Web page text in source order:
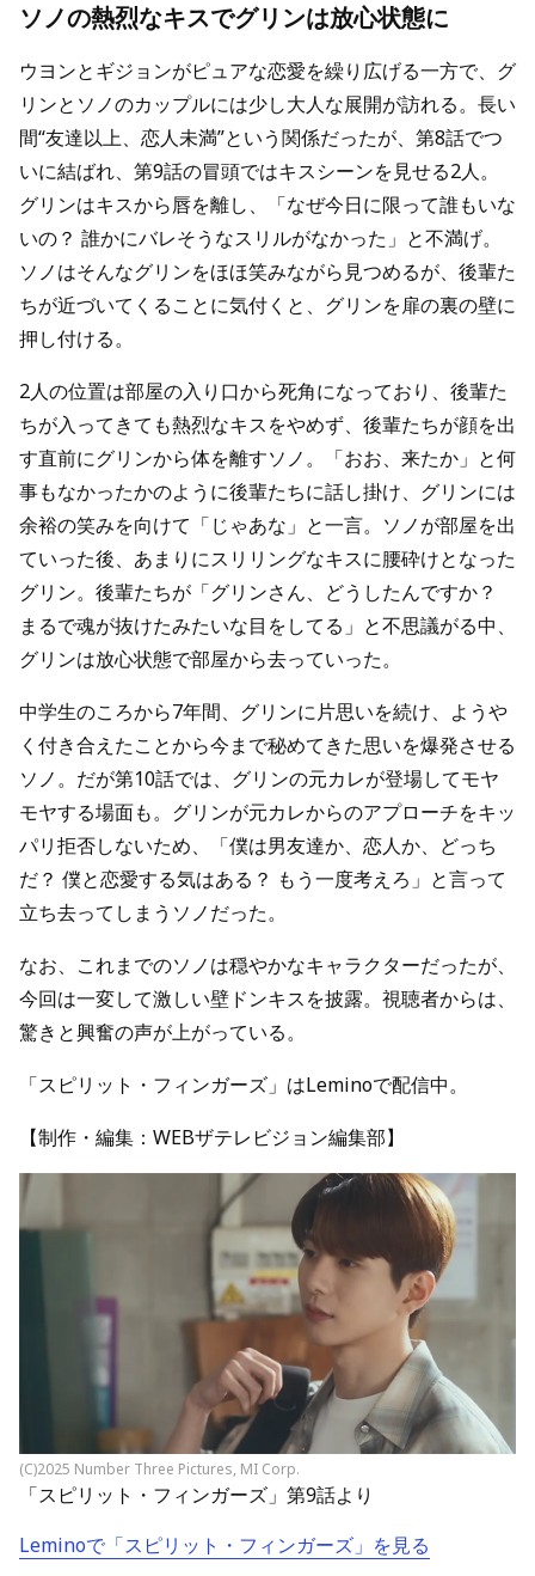
ソノの熱烈なキスでグリンは放心状態に
ウヨンとギジョンがピュアな恋愛を繰り広げる一方で、グ
リンとソノのカップルには少し大人な展開が訪れる。長い
間“友達以上、恋人未満”という関係だったが、第8話でつ
いに結ばれ、第9話の冒頭ではキスシーンを見せる2人。
グリンはキスから唇を離し、「なぜ今日に限って誰もいな
いの？ 誰かにバレそうなスリルがなかった」と不満げ。
ソノはそんなグリンをほほ笑みながら見つめるが、後輩た
ちが近づいてくることに気付くと、グリンを扉の裏の壁に
押し付ける。
2人の位置は部屋の入り口から死角になっており、後輩た
ちが入ってきても熱烈なキスをやめず、後輩たちが顔を出
す直前にグリンから体を離すソノ。「おお、来たか」と何
事もなかったかのように後輩たちに話し掛け、グリンには
余裕の笑みを向けて「じゃあな」と一言。ソノが部屋を出
ていった後、あまりにスリリングなキスに腰砕けとなった
グリン。後輩たちが「グリンさん、どうしたんですか？
まるで魂が抜けたみたいな目をしてる」と不思議がる中、
グリンは放心状態で部屋から去っていった。
中学生のころから7年間、グリンに片思いを続け、ようや
く付き合えたことから今まで秘めてきた思いを爆発させる
ソノ。だが第10話では、グリンの元カレが登場してモヤ
モヤする場面も。グリンが元カレからのアプローチをキッ
パリ拒否しないため、「僕は男友達か、恋人か、どっち
だ？ 僕と恋愛する気はある？ もう一度考えろ」と言って
立ち去ってしまうソノだった。
なお、これまでのソノは穏やかなキャラクターだったが、
今回は一変して激しい壁ドンキスを披露。視聴者からは、
驚きと興奮の声が上がっている。
「スピリット・フィンガーズ」はLeminoで配信中。
【制作・編集：WEBザテレビジョン編集部】
(C)2025 Number Three Pictures, MI Corp.
「スピリット・フィンガーズ」第9話より
Leminoで「スピリット・フィンガーズ」を見る